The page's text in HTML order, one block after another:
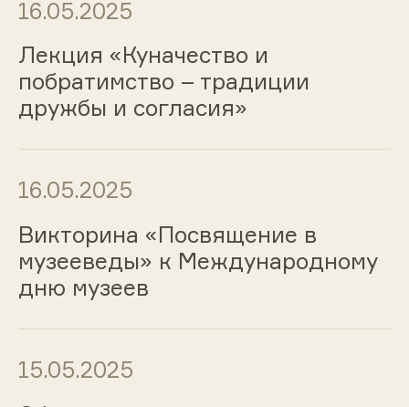
16.05.2025
Лекция «Куначество и
побратимство – традиции
дружбы и согласия»
16.05.2025
Викторина «Посвящение в
музееведы» к Международному
дню музеев
15.05.2025